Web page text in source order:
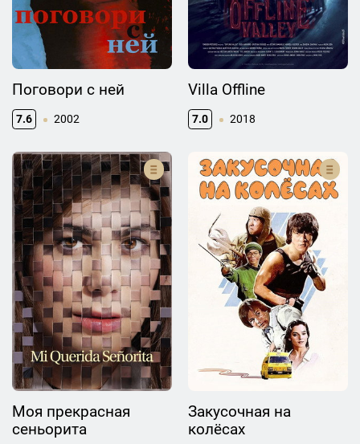
Поговори с ней
7.6 2002
Villa Offline
7.0 2018
Моя прекрасная
сеньорита
Закусочная на
колёсах